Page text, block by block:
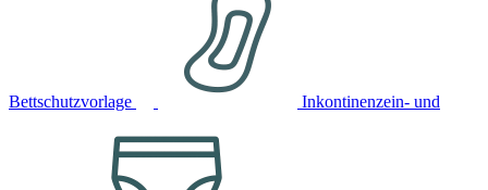
Bettschutzvorlage Inkontinenzein- und